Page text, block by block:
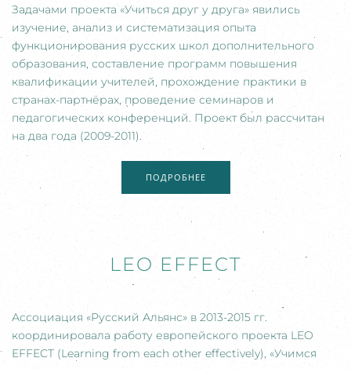
Задачами проекта «Учиться друг у друга» явились
изучение, анализ и систематизация опыта
функционирования русских школ дополнительного
образования, составление программ повышения
квалификации учителей, прохождение практики в
странах-партнёрах, проведение семинаров и
педагогических конференций. Проект был рассчитан
на два года (2009-2011).
ПОДРОБНЕЕ
LEO EFFECT
Ассоциация «Русский Альянс» в 2013-2015 гг.
координировала работу европейского проекта LEO
EFFECT (Learning from each other effectively), «Учимся